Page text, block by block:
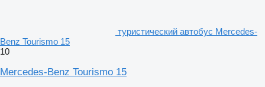
туристический автобус Mercedes-
Benz Tourismo 15
10
Mercedes-Benz Tourismo 15